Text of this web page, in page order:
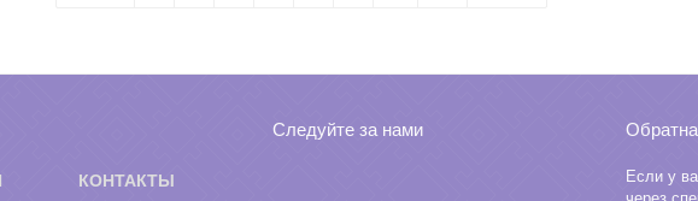
КОНТАКТЫ
Следуйте за нами
Если у